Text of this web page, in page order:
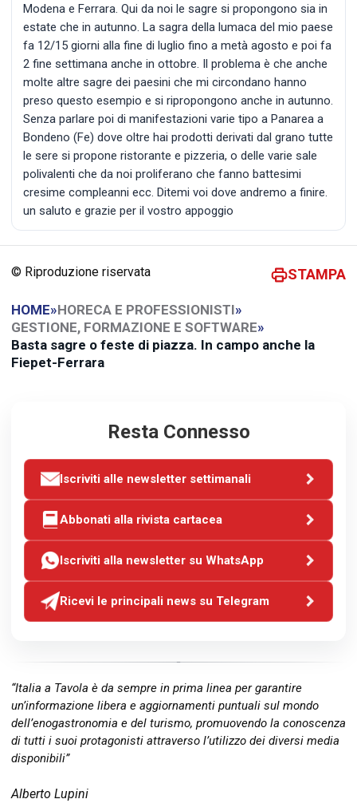
Modena e Ferrara. Qui da noi le sagre si propongono sia in
estate che in autunno. La sagra della lumaca del mio paese
fa 12/15 giorni alla fine di luglio fino a metà agosto e poi fa
2 fine settimana anche in ottobre. Il problema è che anche
molte altre sagre dei paesini che mi circondano hanno
preso questo esempio e si ripropongono anche in autunno.
Senza parlare poi di manifestazioni varie tipo a Panarea a
Bondeno (Fe) dove oltre hai prodotti derivati dal grano tutte
le sere si propone ristorante e pizzeria, o delle varie sale
polivalenti che da noi proliferano che fanno battesimi
cresime compleanni ecc. Ditemi voi dove andremo a finire.
un saluto e grazie per il vostro appoggio
© Riproduzione riservata STAMPA
HOME»HORECA E PROFESSIONISTI»
GESTIONE, FORMAZIONE E SOFTWARE»
Basta sagre o feste di piazza. In campo anche la
Fiepet-Ferrara
Resta Connesso
Iscriviti alle newsletter settimanali
Abbonati alla rivista cartacea
Iscriviti alla newsletter su WhatsApp
Ricevi le principali news su Telegram
“Italia a Tavola è da sempre in prima linea per garantire
un’informazione libera e aggiornamenti puntuali sul mondo
dell’enogastronomia e del turismo, promuovendo la conoscenza
di tutti i suoi protagonisti attraverso l’utilizzo dei diversi media
disponibili”
Alberto Lupini